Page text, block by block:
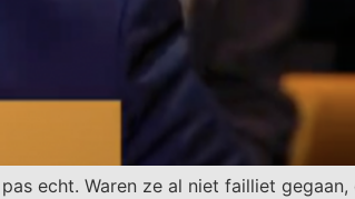
echt. Waren ze al niet failliet